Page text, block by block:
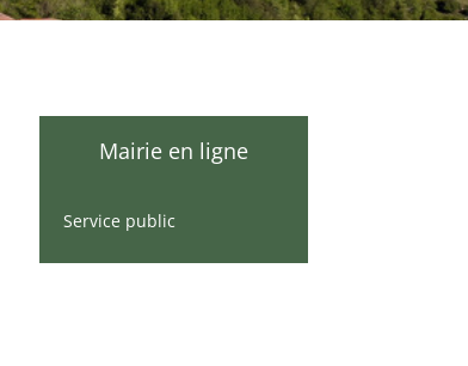
Mairie en ligne
Service public